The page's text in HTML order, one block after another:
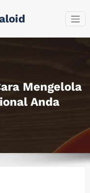
Mengelola
Anda